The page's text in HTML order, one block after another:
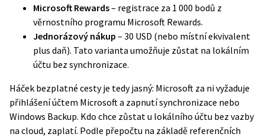
Microsoft Rewards– registrace za 1 000 bodů z
věrnostního programu Microsoft Rewards.
Jednorázový nákup – 30 USD (nebo místní ekvivalent
plus daň). Tato varianta umožňuje zůstat na lokálním
účtu bez synchronizace.
Háček bezplatné cesty je tedy jasný: Microsoft za ni vyžaduje
přihlášení účtem Microsoft a zapnutí synchronizace nebo
Windows Backup. Kdo chce zůstat u lokálního účtu bez vazby
na cloud, zaplatí. Podle přepočtu na základě referenčních